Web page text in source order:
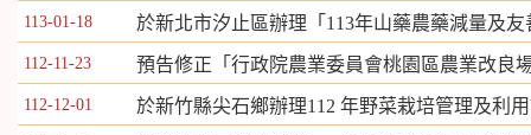
113-01-18 於新北市汐止區辦理「113年山藥農藥減量及
112-11-23 預告修正「行政院農業委員會桃園區農業改良
112-12-01 於新竹縣尖石鄉辦理112 年野菜栽培管理及利